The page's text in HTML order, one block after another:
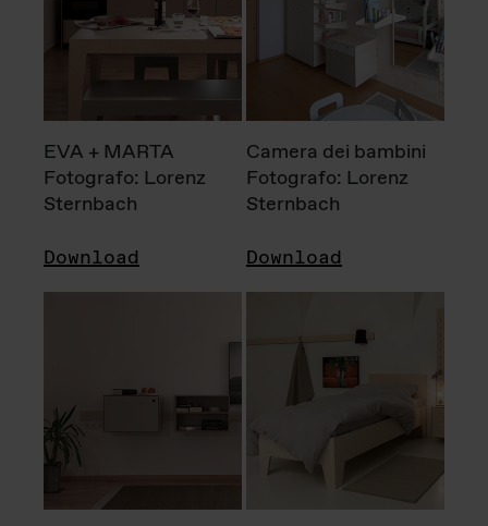
EVA + MARTA
Fotografo: Lorenz
Sternbach
Download
Camera dei bambini
Fotografo: Lorenz
Sternbach
Download